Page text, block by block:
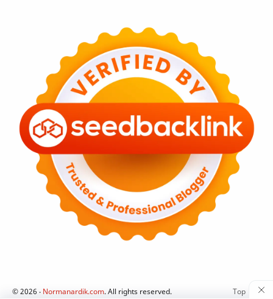
©2026 ‧ Normanardik.com. All rights reserved.